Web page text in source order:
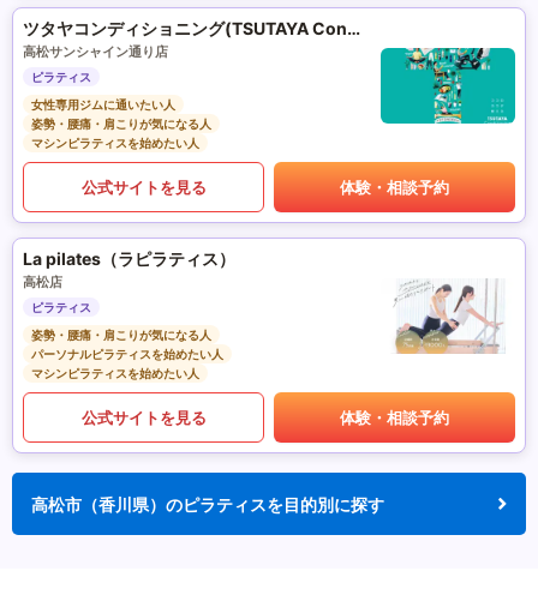
ツタヤコンディショニング(TSUTAYA Conditioning)PILATES
高松サンシャイン通り店
ピラティス
女性専用ジムに通いたい人
姿勢・腰痛・肩こりが気になる人
マシンピラティスを始めたい人
公式サイトを見る 体験・相談予約
La pilates（ラピラティス）
高松店
ピラティス
姿勢・腰痛・肩こりが気になる人
パーソナルピラティスを始めたい人
マシンピラティスを始めたい人
公式サイトを見る 体験・相談予約
高松市（香川県）のピラティスを目的別に探す